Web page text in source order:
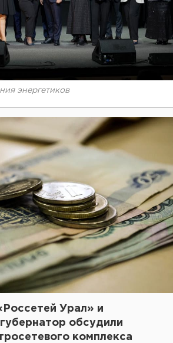
энергетиков
Урал» и
обсудили
комплекса